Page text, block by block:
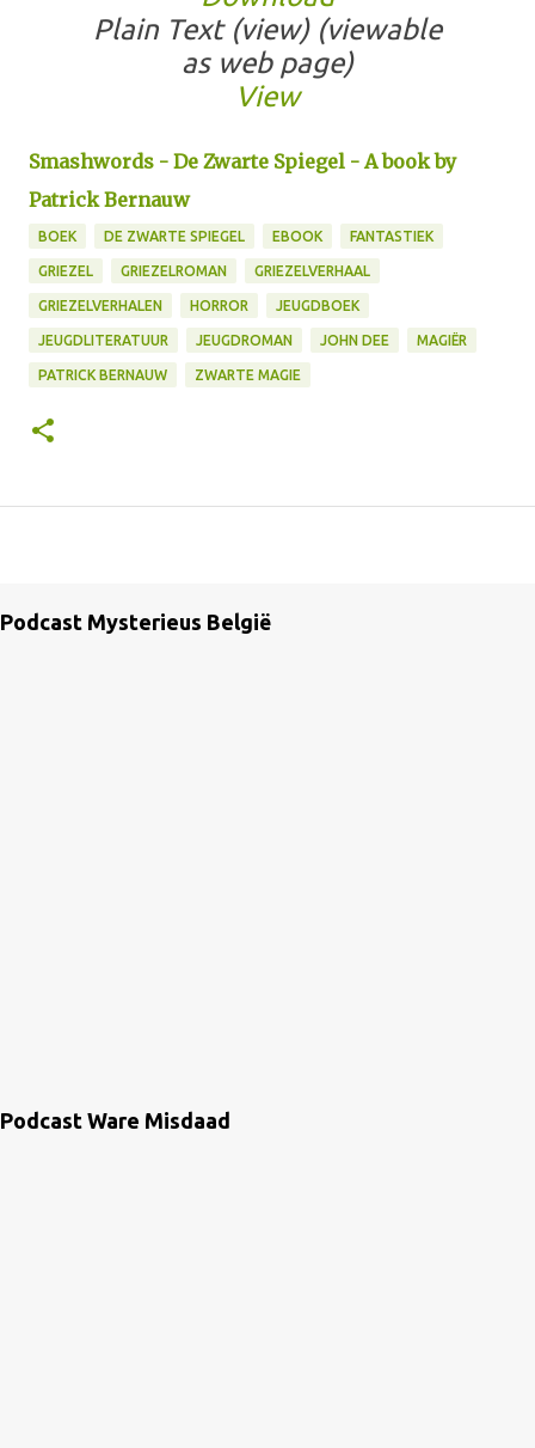
Plain Text (view)(viewable
as web page)
View
Smashwords - De Zwarte Spiegel - A book by
Patrick Bernauw
BOEK DE ZWARTE SPIEGEL EBOOK FANTASTIEK
GRIEZEL GRIEZELROMAN GRIEZELVERHAAL
GRIEZELVERHALEN HORROR JEUGDBOEK
JEUGDLITERATUUR JEUGDROMAN JOHN DEE MAGIËR
PATRICK BERNAUW ZWARTE MAGIE
Podcast Mysterieus België
Podcast Ware Misdaad